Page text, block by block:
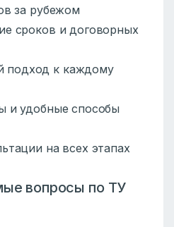
за рубежом
сроков и договорных
подход к каждому
и удобные способы
на всех этапах
вопросы по ТУ